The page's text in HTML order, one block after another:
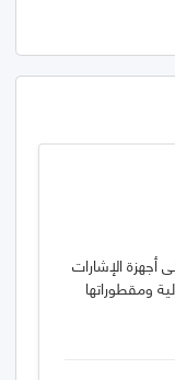
أجهزة الإشارات
ومقطوراتها